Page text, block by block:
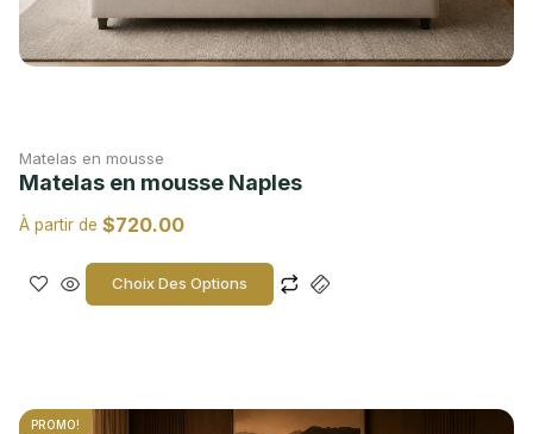
Matelas en mousse
Matelas en mousse Naples
À partir de $720.00
Choix Des Options
PROMO!